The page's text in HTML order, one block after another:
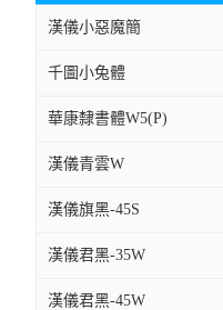
漢儀小惡魔簡
千圖小兔體
華康隸書體W5(P)
漢儀青雲W
漢儀旗黑-45S
漢儀君黑-35W
漢儀君黑-45W